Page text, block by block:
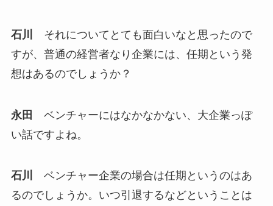
石川
それについてとても面白いなと思ったので
すが、普通の経営者なり企業には、任期という発
想はあるのでしょうか？
永田
ベンチャーにはなかなかない、大企業っぽ
い話ですよね。
石川
ベンチャー企業の場合は任期というのはあ
るのでしょうか。いつ引退するなどということは